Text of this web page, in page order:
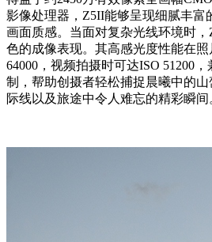
影像处理器，Z5II能够呈现细腻丰富
画面质感。当面对复杂光线环境时
色的成像表现。其高感光度性能在照
64000，视频拍摄时可达ISO 51200
制，帮助创摄者轻松捕捉晨曦中的
际线以及旅途中令人难忘的精彩瞬间